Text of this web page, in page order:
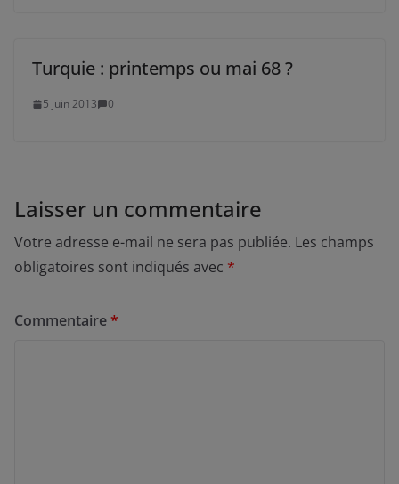
Turquie : printemps ou mai 68 ?
5 juin 2013 0
Laisser un commentaire
Votre adresse e-mail ne sera pas publiée. Les champs
obligatoires sont indiqués avec *
Commentaire*